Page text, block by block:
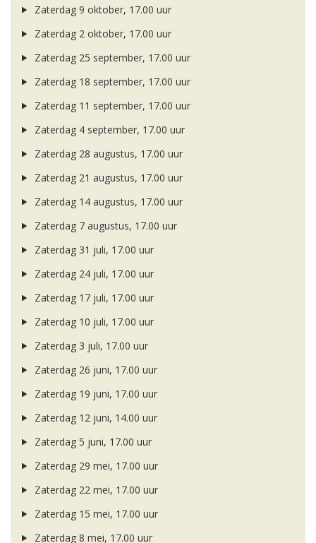
Zaterdag 9 oktober, 17.00 uur
Zaterdag 2 oktober, 17.00 uur
Zaterdag 25 september, 17.00 uur
Zaterdag 18 september, 17.00 uur
Zaterdag 11 september, 17.00 uur
Zaterdag 4 september, 17.00 uur
Zaterdag 28 augustus, 17.00 uur
Zaterdag 21 augustus, 17.00 uur
Zaterdag 14 augustus, 17.00 uur
Zaterdag 7 augustus, 17.00 uur
Zaterdag 31 juli, 17.00 uur
Zaterdag 24 juli, 17.00 uur
Zaterdag 17 juli, 17.00 uur
Zaterdag 10 juli, 17.00 uur
Zaterdag 3 juli, 17.00 uur
Zaterdag 26 juni, 17.00 uur
Zaterdag 19 juni, 17.00 uur
Zaterdag 12 juni, 14.00 uur
Zaterdag 5 juni, 17.00 uur
Zaterdag 29 mei, 17.00 uur
Zaterdag 22 mei, 17.00 uur
Zaterdag 15 mei, 17.00 uur
Zaterdag 8 mei, 17.00 uur